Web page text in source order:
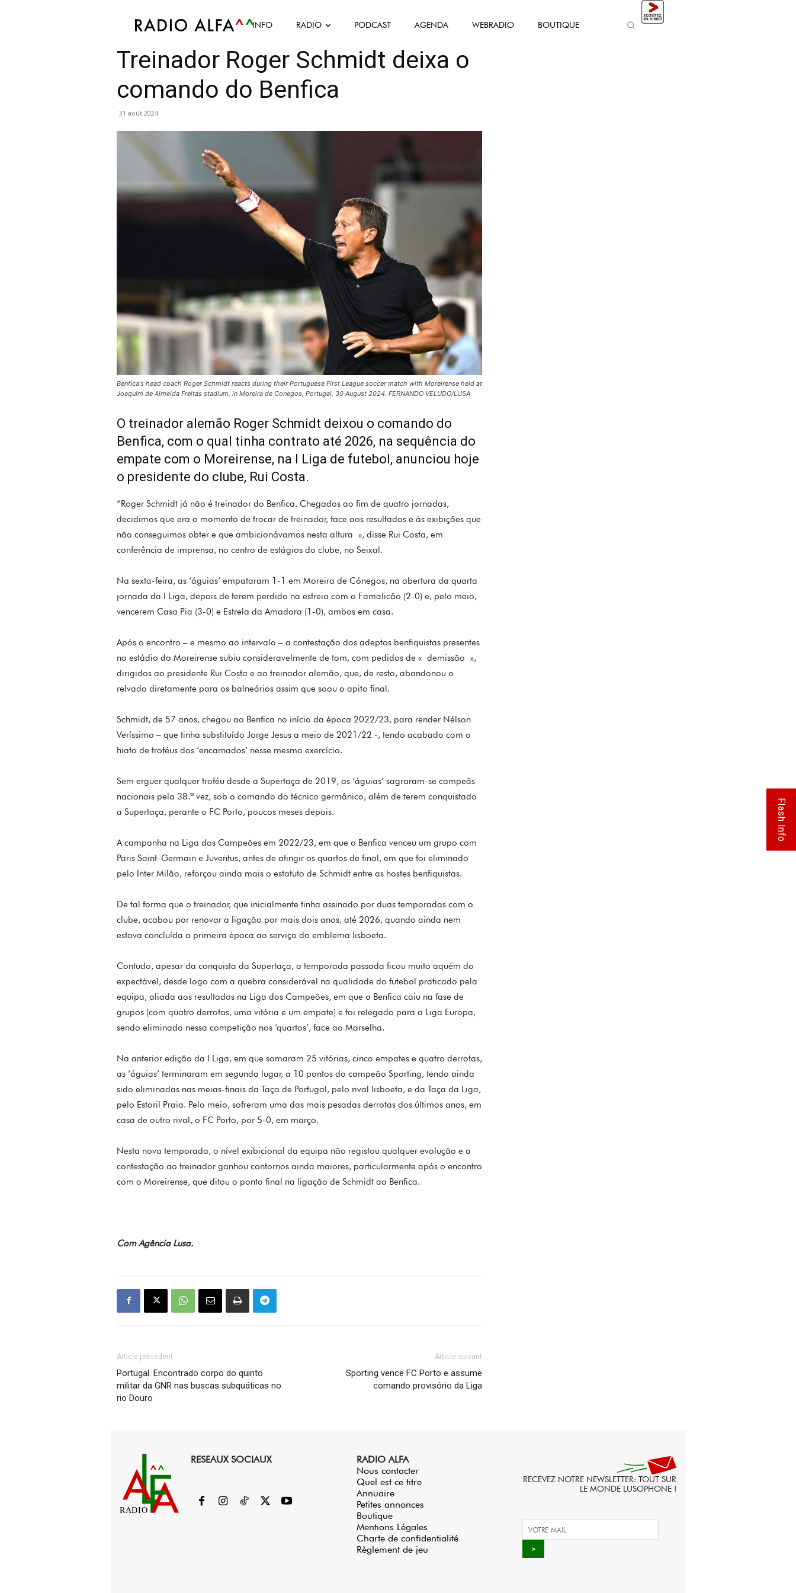
INFO RADIO PODCAST AGENDA WEBRADIO BOUTIQUE
Atualidade Desportiva Futebol
Treinador Roger Schmidt deixa o
comando do Benfica
31 août 2024
Benfica's head coach Roger Schmidt reacts during their Portuguese First League soccer match with Moreirense held at
Joaquim de Almeida Freitas stadium, in Moreira de Conegos, Portugal, 30 August 2024. FERNANDO VELUDO/LUSA
O treinador alemão Roger Schmidt deixou o comando do
Benfica, com o qual tinha contrato até 2026, na sequência do
empate com o Moreirense, na I Liga de futebol, anunciou hoje
o presidente do clube, Rui Costa.
“Roger Schmidt já não é treinador do Benfica. Chegados ao fim de quatro jornadas,
decidimos que era o momento de trocar de treinador, face aos resultados e às exibições que
não conseguimos obter e que ambicionávamos nesta altura », disse Rui Costa, em
conferência de imprensa, no centro de estágios do clube, no Seixal.
Na sexta-feira, as ‘águias’ empataram 1-1 em Moreira de Cónegos, na abertura da quarta
jornada da I Liga, depois de terem perdido na estreia com o Famalicão (2-0) e, pelo meio,
vencerem Casa Pia (3-0) e Estrela da Amadora (1-0), ambos em casa.
Após o encontro – e mesmo ao intervalo – a contestação dos adeptos benfiquistas presentes
no estádio do Moreirense subiu consideravelmente de tom, com pedidos de « demissão »,
dirigidos ao presidente Rui Costa e ao treinador alemão, que, de resto, abandonou o
relvado diretamente para os balneários assim que soou o apito final.
Schmidt, de 57 anos, chegou ao Benfica no início da época 2022/23, para render Nélson
Veríssimo – que tinha substituído Jorge Jesus a meio de 2021/22 -, tendo acabado com o
hiato de troféus dos ‘encarnados’ nesse mesmo exercício.
Sem erguer qualquer troféu desde a Supertaça de 2019, as ‘águias’ sagraram-se campeãs
nacionais pela 38.ª vez, sob o comando do técnico germânico, além de terem conquistado
a Supertaça, perante o FC Porto, poucos meses depois.
A campanha na Liga dos Campeões em 2022/23, em que o Benfica venceu um grupo com
Paris Saint-Germain e Juventus, antes de atingir os quartos de final, em que foi eliminado
pelo Inter Milão, reforçou ainda mais o estatuto de Schmidt entre as hostes benfiquistas.
De tal forma que o treinador, que inicialmente tinha assinado por duas temporadas com o
clube, acabou por renovar a ligação por mais dois anos, até 2026, quando ainda nem
estava concluída a primeira época ao serviço do emblema lisboeta.
Contudo, apesar da conquista da Supertaça, a temporada passada ficou muito aquém do
expectável, desde logo com a quebra considerável na qualidade do futebol praticado pela
equipa, aliada aos resultados na Liga dos Campeões, em que o Benfica caiu na fase de
grupos (com quatro derrotas, uma vitória e um empate) e foi relegado para a Liga Europa,
sendo eliminado nessa competição nos ‘quartos’, face ao Marselha.
Na anterior edição da I Liga, em que somaram 25 vitórias, cinco empates e quatro derrotas,
as ‘águias’ terminaram em segundo lugar, a 10 pontos do campeão Sporting, tendo ainda
sido eliminadas nas meias-finais da Taça de Portugal, pelo rival lisboeta, e da Taça da Liga,
pelo Estoril Praia. Pelo meio, sofreram uma das mais pesadas derrotas dos últimos anos, em
casa de outro rival, o FC Porto, por 5-0, em março.
Nesta nova temporada, o nível exibicional da equipa não registou qualquer evolução e a
contestação ao treinador ganhou contornos ainda maiores, particularmente após o encontro
com o Moreirense, que ditou o ponto final na ligação de Schmidt ao Benfica.
Com Agência Lusa.
Article précédent
Portugal. Encontrado corpo do quinto
militar da GNR nas buscas subquáticas no
rio Douro
Article suivant
Sporting vence FC Porto e assume
comando provisório da Liga
RADIO
RESEAUX SOCIAUX
RADIO ALFA
Nous contacter
Quel est ce titre
Annuaire
Petites annonces
Boutique
Mentions Légales
Charte de confidentialité
Règlement de jeu
RECEVEZ NOTRE NEWSLETTER: TOUT SUR
LE MONDE LUSOPHONE !
Flash Info